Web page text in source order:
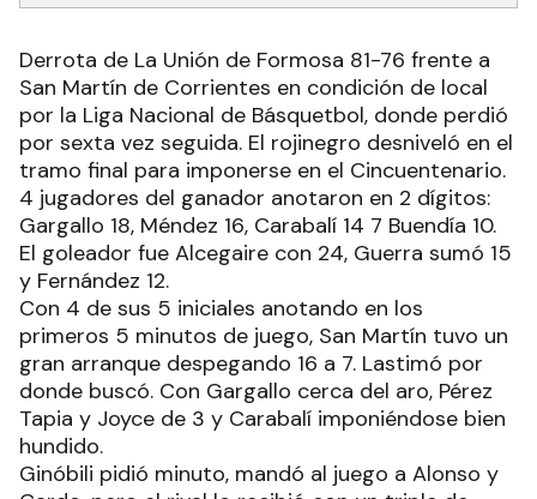
Derrota de La Unión de Formosa 81-76 frente a
San Martín de Corrientes en condición de local
por la Liga Nacional de Básquetbol, donde perdió
por sexta vez seguida. El rojinegro desniveló en el
tramo final para imponerse en el Cincuentenario.
4 jugadores del ganador anotaron en 2 dígitos:
Gargallo 18, Méndez 16, Carabalí 14 7 Buendía 10.
El goleador fue Alcegaire con 24, Guerra sumó 15
y Fernández 12.
Con 4 de sus 5 iniciales anotando en los
primeros 5 minutos de juego, San Martín tuvo un
gran arranque despegando 16 a 7. Lastimó por
donde buscó. Con Gargallo cerca del aro, Pérez
Tapia y Joyce de 3 y Carabalí imponiéndose bien
hundido.
Ginóbili pidió minuto, mandó al juego a Alonso y